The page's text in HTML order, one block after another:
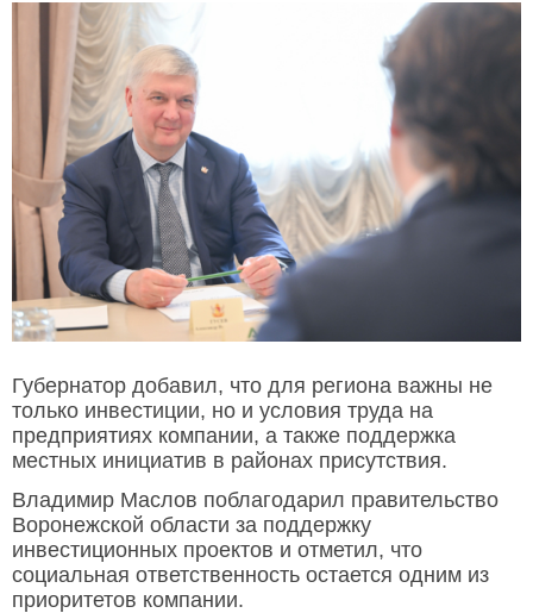
Губернатор добавил, что для региона важны не
только инвестиции, но и условия труда на
предприятиях компании, а также поддержка
местных инициатив в районах присутствия.
Владимир Маслов поблагодарил правительство
Воронежской области за поддержку
инвестиционных проектов и отметил, что
социальная ответственность остается одним из
приоритетов компании.